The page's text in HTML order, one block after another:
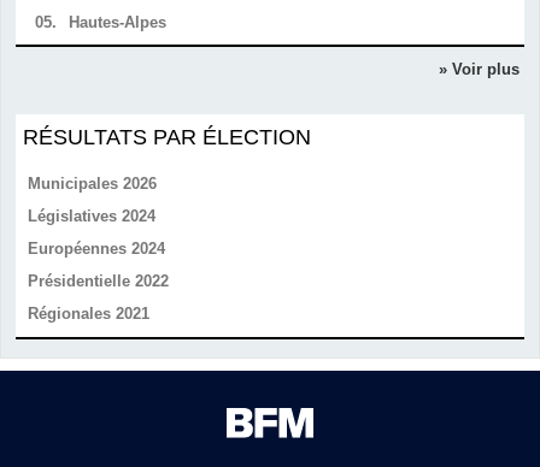
05.
Hautes-Alpes
» Voir plus
RÉSULTATS PAR ÉLECTION
Municipales 2026
Législatives 2024
Européennes 2024
Présidentielle 2022
Régionales 2021